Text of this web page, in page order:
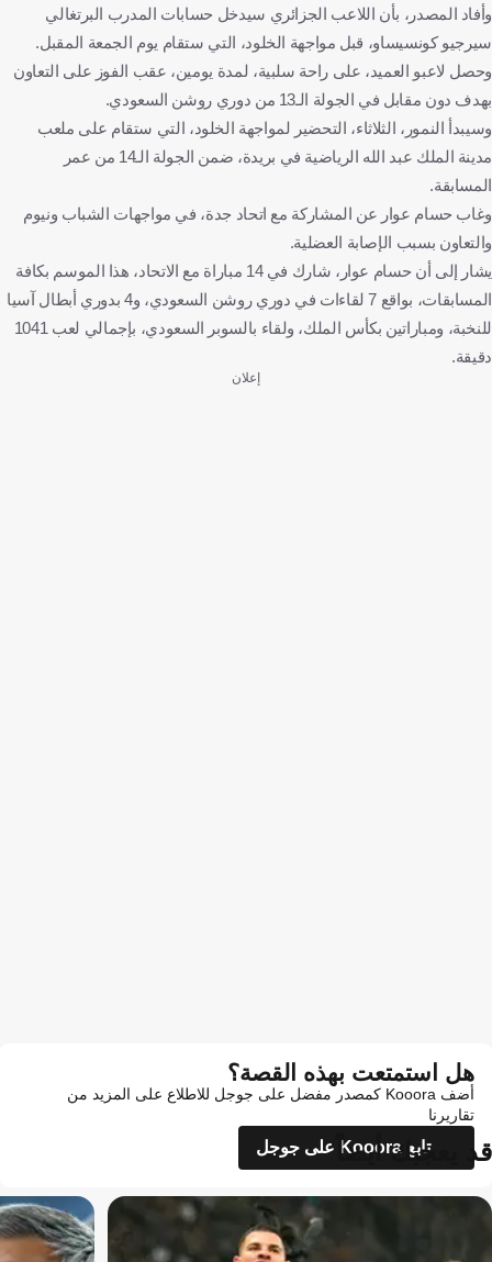
وأفاد المصدر، بأن اللاعب الجزائري سيدخل حسابات المدرب البرتغالي
سيرجيو كونسيساو، قبل مواجهة الخلود، التي ستقام يوم الجمعة المقبل.
وحصل لاعبو العميد، على راحة سلبية، لمدة يومين، عقب الفوز على التعاون
بهدف دون مقابل في الجولة الـ13 من دوري روشن السعودي.
وسيبدأ النمور، الثلاثاء، التحضير لمواجهة الخلود، التي ستقام على ملعب
مدينة الملك عبد الله الرياضية في بريدة، ضمن الجولة الـ14 من عمر
المسابقة.
وغاب حسام عوار عن المشاركة مع اتحاد جدة، في مواجهات الشباب ونيوم
والتعاون بسبب الإصابة العضلية.
يشار إلى أن حسام عوار، شارك في 14 مباراة مع الاتحاد، هذا الموسم بكافة
المسابقات، بواقع 7 لقاءات في دوري روشن السعودي، و4 بدوري أبطال آسيا
للنخبة، ومباراتين بكأس الملك، ولقاء بالسوبر السعودي، بإجمالي لعب 1041
دقيقة.
إعلان
هل استمتعت بهذه القصة؟
أضف Kooora كمصدر مفضل على جوجل للاطلاع على المزيد من
تقاريرنا
تابع Kooora على جوجل
قد يعجبك أيضاً